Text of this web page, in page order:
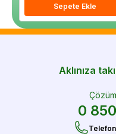
Sepete Ekle
Aklınıza
0
Telefon